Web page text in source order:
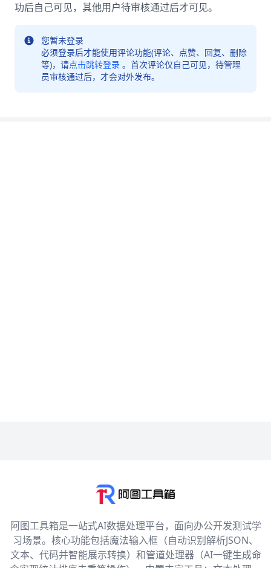
功后自己可见，其他用户待审核通过后才可见。
您暂未登录
必须登录后才能使用评论功能(评论、点赞、回复、删除
等)，请点击跳转登录 。首次评论仅自己可见，待管理
员审核通过后，才会对外发布。
阿图工具箱是一站式AI数据处理平台，面向办公开发测试学
习场景。核心功能包括魔法输入框（自动识别解析JSON、
文本、代码并智能展示转换）和管道处理器（AI一键生成命